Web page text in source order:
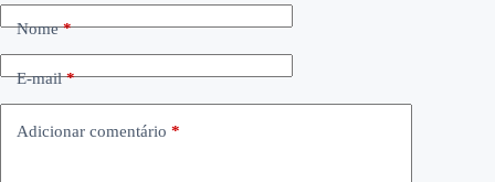
Nome*
E-mail*
Adicionar comentário *